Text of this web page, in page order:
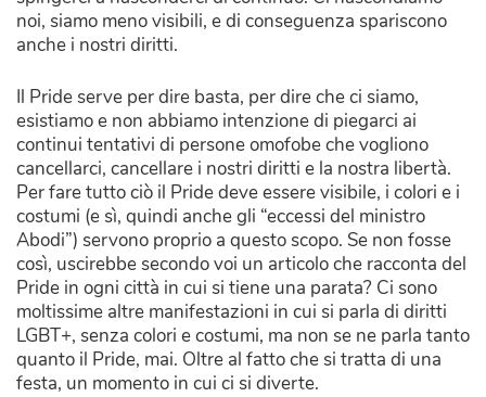
noi, siamo meno visibili, e di conseguenza spariscono
anche i nostri diritti.
Il Pride serve per dire basta, per dire che ci siamo,
esistiamo e non abbiamo intenzione di piegarci ai
continui tentativi di persone omofobe che vogliono
cancellarci, cancellare i nostri diritti e la nostra libertà.
Per fare tutto ciò il Pride deve essere visibile, i colori e i
costumi (e sì, quindi anche gli “eccessi del ministro
Abodi”) servono proprio a questo scopo. Se non fosse
così, uscirebbe secondo voi un articolo che racconta del
Pride in ogni città in cui si tiene una parata? Ci sono
moltissime altre manifestazioni in cui si parla di diritti
LGBT+, senza colori e costumi, ma non se ne parla tanto
quanto il Pride, mai. Oltre al fatto che si tratta di una
festa, un momento in cui ci si diverte.